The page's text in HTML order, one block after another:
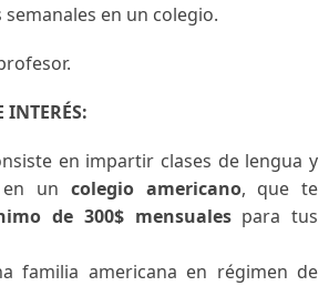
en un colegio.
en impartir clases de lengua y
en un colegio americano, que te
de 300$ mensualespara tus
familia americana en régimen de